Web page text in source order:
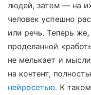
людей, затем — на
человек успешно
или речь. Теперь
проделанной
не мелькает и
на контент,
нейросетью. К